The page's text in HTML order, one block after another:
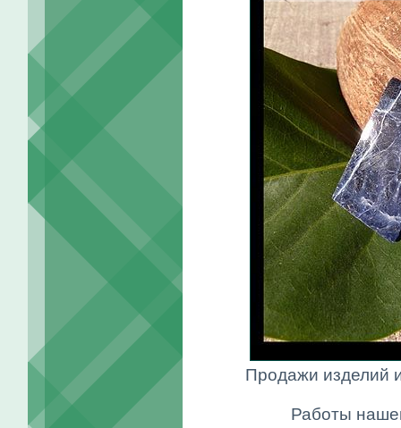
Продажи изделий
Работы